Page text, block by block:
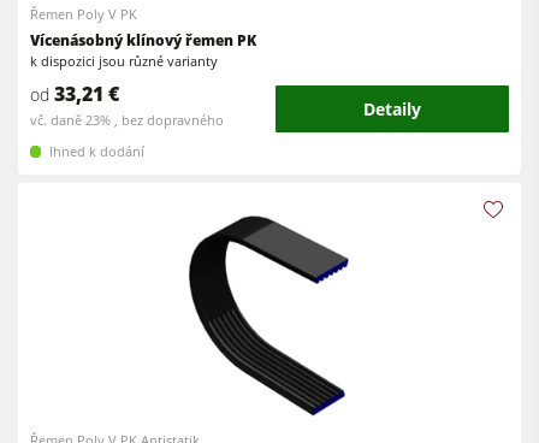
Řemen Poly V PK
Vícenásobný klínový řemen PK
k dispozici jsou různé varianty
od 33,21 €
vč. daně 23% , bez dopravného Detaily
Ihned k dodání